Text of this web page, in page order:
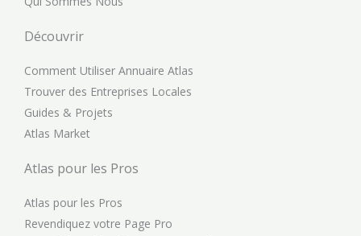
Découvrir
Comment Utiliser Annuaire Atlas
Trouver des Entreprises Locales
Guides & Projets
Atlas Market
Atlas pour les Pros
Atlas pour les Pros
Revendiquez votre Page Pro